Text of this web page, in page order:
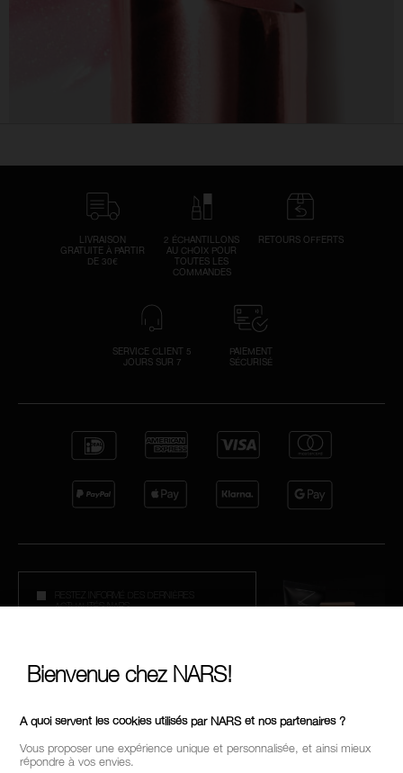
LIVRAISON
GRATUITE À PARTIR
DE 30€
2 ÉCHANTILLONS
AU CHOIX POUR
TOUTES LES
COMMANDES
RETOURS OFFERTS
SERVICE CLIENT 5
JOURS SUR 7
PAIEMENT
SÉCURISÉ
RESTEZ INFORMÉ DES DERNIÈRES
ACTUALITÉS NARS
BE IN THE NARS
Bienvenue chez NARS!
A quoi servent les cookies utilisés par NARS et nos partenaires ?
Vous proposer une expérience unique et personnalisée, et ainsi mieux
répondre à vos envies.